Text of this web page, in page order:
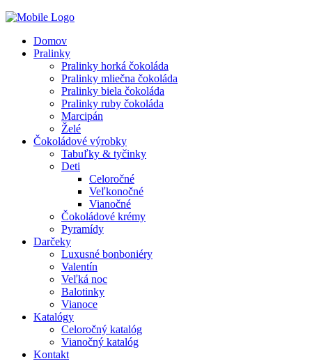
Domov
Pralinky
Pralinky horká čokoláda
Pralinky mliečna čokoláda
Pralinky biela čokoláda
Pralinky ruby čokoláda
Marcipán
Želé
Čokoládové výrobky
Tabuľky & tyčinky
Deti
Celoročné
Veľkonočné
Vianočné
Čokoládové krémy
Pyramídy
Darčeky
Luxusné bonboniéry
Valentín
Veľká noc
Balotinky
Vianoce
Katalógy
Celoročný katalóg
Vianočný katalóg
Kontakt